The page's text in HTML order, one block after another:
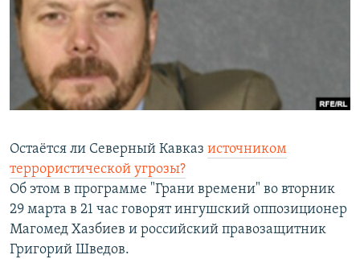
ПОДПИШИТЕСЬ НА РАССЫЛКУ
СОЦИАЛЬНЫЕ СЕТИ
Все сайты РСЕ/РС
Остаётся ли Северный Кавказ источником
террористической угрозы?
Об этом в программе "Грани времени" во вторник
29 марта в 21 час говорят ингушский оппозиционер
Магомед Хазбиев и российский правозащитник
Григорий Шведов.